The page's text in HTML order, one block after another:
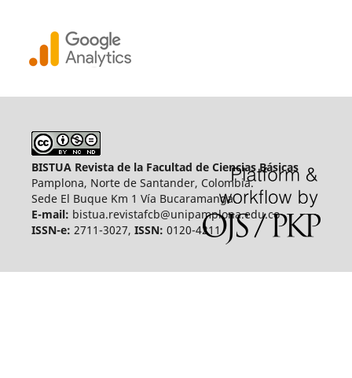
BISTUA Revista de la Facultad de Ciencias Básicas
Pamplona, Norte de Santander, Colombia.
Sede El Buque Km 1 Vía Bucaramanga.
E-mail: bistua.revistafcb@unipamplona.edu.co
ISSN-e: 2711-3027, ISSN: 0120-4211